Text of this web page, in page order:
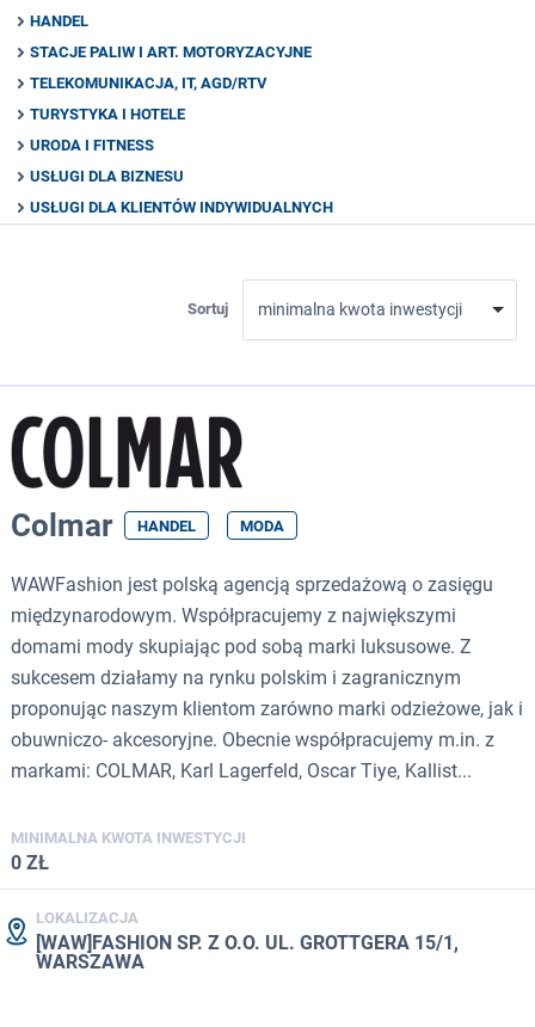
HANDEL
STACJE PALIW I ART. MOTORYZACYJNE
TELEKOMUNIKACJA, IT, AGD/RTV
TURYSTYKA I HOTELE
URODA I FITNESS
USŁUGI DLA BIZNESU
USŁUGI DLA KLIENTÓW INDYWIDUALNYCH
Sortuj minimalna kwota inwestycji
Colmar HANDEL MODA
WAWFashion jest polską agencją sprzedażową o zasięgu
międzynarodowym. Współpracujemy z największymi
domami mody skupiając pod sobą marki luksusowe. Z
sukcesem działamy na rynku polskim i zagranicznym
proponując naszym klientom zarówno marki odzieżowe, jak i
obuwniczo- akcesoryjne. Obecnie współpracujemy m.in. z
markami: COLMAR, Karl Lagerfeld, Oscar Tiye, Kallist...
MINIMALNA KWOTA INWESTYCJI
0 ZŁ
LOKALIZACJA
[WAW]FASHION SP. Z O.O. UL. GROTTGERA 15/1,
WARSZAWA